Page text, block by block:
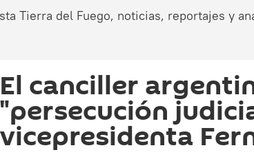
Tierra del Fuego, noticias, reportajes y
El canciller
"persecución
vicepresidenta